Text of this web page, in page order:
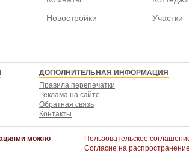
Новостройки
Участки
ДОПОЛНИТЕЛЬНАЯ ИНФОРМАЦИЯ
Правила перепечатки
Реклама на сайте
Обратная связь
Контакты
можно
Пользовательское
Согласие на